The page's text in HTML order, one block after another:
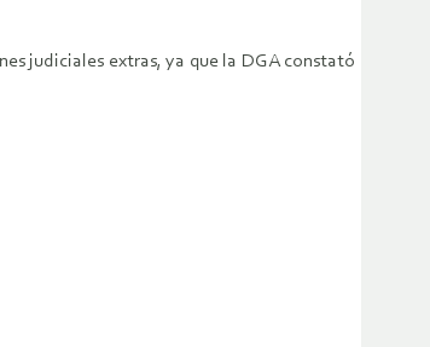
judiciales extras, ya que la DGA constató